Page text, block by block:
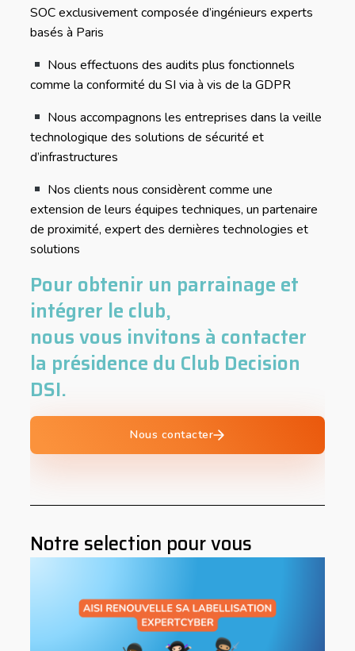
SOC exclusivement composée d’ingénieurs experts
basés à Paris
Nous effectuons des audits plus fonctionnels
comme la conformité du SI via à vis de la GDPR
Nous accompagnons les entreprises dans la veille
technologique des solutions de sécurité et
d’infrastructures
Nos clients nous considèrent comme une
extension de leurs équipes techniques, un partenaire
de proximité, expert des dernières technologies et
solutions
Pour obtenir un parrainage et
intégrer le club,
nous vous invitons à contacter
la présidence du Club Decision
DSI.
Nous contacter
Notre selection pour vous